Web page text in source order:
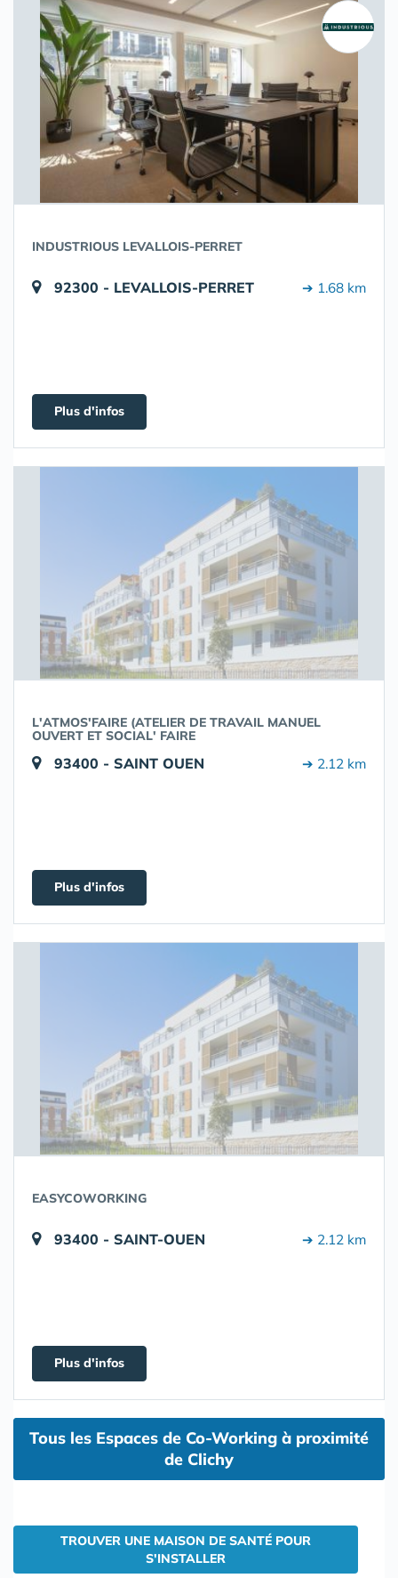
INDUSTRIOUS LEVALLOIS-PERRET
92300 - LEVALLOIS-PERRET ➔ 1.68 km
Plus d'infos
L'ATMOS'FAIRE (ATELIER DE TRAVAIL MANUEL
OUVERT ET SOCIAL' FAIRE
93400 - SAINT OUEN ➔ 2.12 km
Plus d'infos
EASYCOWORKING
93400 - SAINT-OUEN ➔ 2.12 km
Plus d'infos
Tous les Espaces de Co-Working à proximité
de Clichy
TROUVER UNE MAISON DE SANTÉ POUR
S'INSTALLER